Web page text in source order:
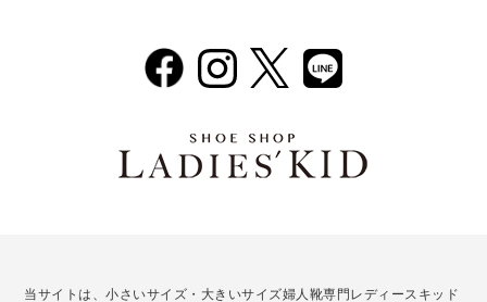
当サイトは、小さいサイズ・大きいサイズ婦人靴専門レディースキッド